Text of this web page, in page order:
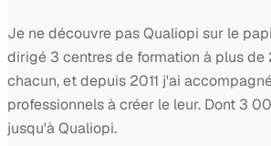
Je ne découvre pas Qualiopi sur le
dirigé 3 centres de formation à plus de
chacun, et depuis 2011 j'ai
professionnels à créer le leur. Dont 3
jusqu'à Qualiopi.